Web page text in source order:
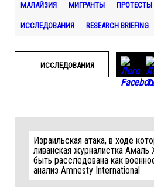
МАЛАЙЗИЯ МИГРАНТЫ
ИССЛЕДОВАНИЯ RESEARCH BRIEFING
ИССЛЕДОВАНИЯ
Израильская атака, в ходе
ливанская журналистка
быть расследована как
анализ Amnesty International